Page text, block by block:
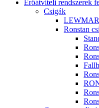
Erőátviteli rendszerek
Csigák
Ronstan